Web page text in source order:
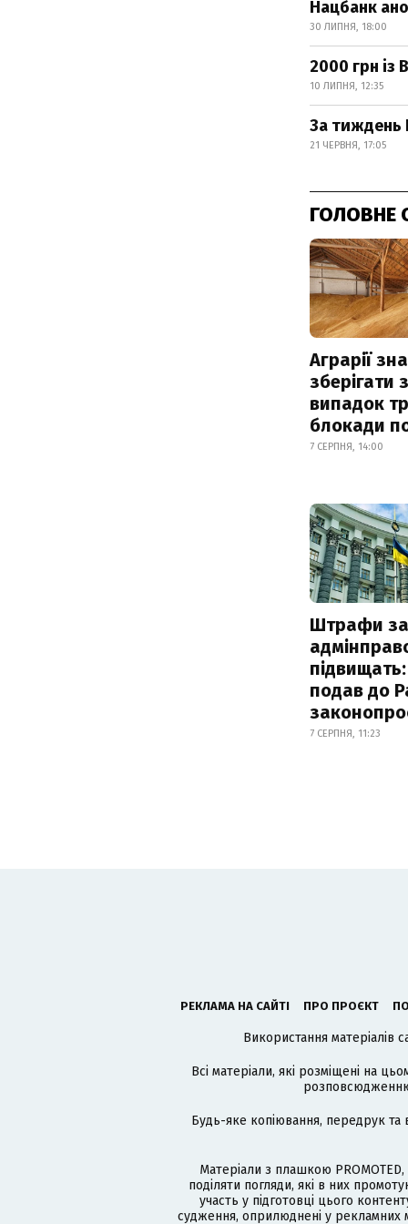
Нацбанк
30 ЛИПНЯ, 18:00
2000 грн із
10 ЛИПНЯ, 12:35
За тиждень
21 ЧЕРВНЯ, 17:05
ГОЛОВНЕ
Аграрії
зберігати
випадок
блокади
7 СЕРПНЯ, 14:00
Штрафи за
подав до
7 СЕРПНЯ, 11:23
РЕКЛАМА НА САЙТІ ПРО ПРОЄКТ
Використання матеріалів
Всі матеріали, які розміщені на
розповсюдженню
Будь-яке копіювання, передрук та
Матеріали з плашкою
поділяти погляди, які в них
участь у підготовці цього
судження, оприлюднені у рекламних